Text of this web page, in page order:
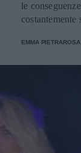
le
EMMA PIETRAROSA